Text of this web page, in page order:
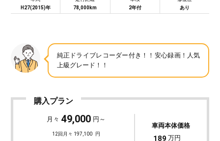
H27(2015)年
78,000km
2年付
あり
純正ドライブレコーダー付き！！安心録画！人気
上級グレード！！
購入プラン
月々 49,000 円～
12回月々 197,100 円
車両本体価格
189 万円